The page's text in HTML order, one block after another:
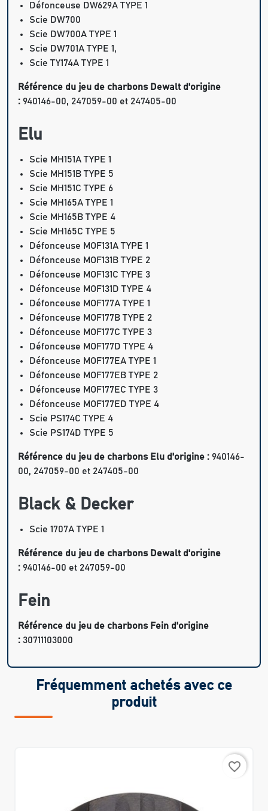
Défonceuse DW629A TYPE 1
Scie DW700
Scie DW700A TYPE 1
Scie DW701A TYPE 1,
Scie TY174A TYPE 1
Référence du jeu de charbons Dewalt d'origine
: 940146-00, 247059-00 et 247405-00
Elu
Scie MH151A TYPE 1
Scie MH151B TYPE 5
Scie MH151C TYPE 6
Scie MH165A TYPE 1
Scie MH165B TYPE 4
Scie MH165C TYPE 5
Défonceuse MOF131A TYPE 1
Défonceuse MOF131B TYPE 2
Défonceuse MOF131C TYPE 3
Défonceuse MOF131D TYPE 4
Défonceuse MOF177A TYPE 1
Défonceuse MOF177B TYPE 2
Défonceuse MOF177C TYPE 3
Défonceuse MOF177D TYPE 4
Défonceuse MOF177EA TYPE 1
Défonceuse MOF177EB TYPE 2
Défonceuse MOF177EC TYPE 3
Défonceuse MOF177ED TYPE 4
Scie PS174C TYPE 4
Scie PS174D TYPE 5
Référence du jeu de charbons Elu d'origine : 940146-
00, 247059-00 et 247405-00
Black & Decker
Scie 1707A TYPE 1
Référence du jeu de charbons Dewalt d'origine
: 940146-00 et 247059-00
Fein
Référence du jeu de charbons Fein d'origine
: 30711103000
Fréquemment achetés avec ce
produit
favorite_border